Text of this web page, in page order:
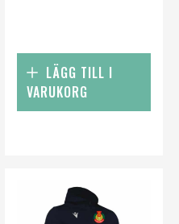
LÄGG TILL I
VARUKORG